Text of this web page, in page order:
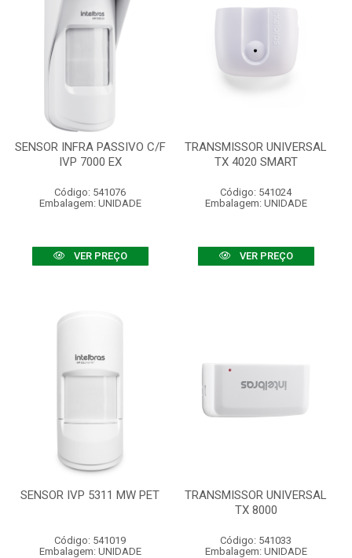
SENSOR INFRA PASSIVO C/F
IVP 7000 EX
Código: 541076
Embalagem: UNIDADE
VER PREÇO
TRANSMISSOR UNIVERSAL
TX 4020 SMART
Código: 541024
Embalagem: UNIDADE
VER PREÇO
SENSOR IVP 5311 MW PET
Código: 541019
Embalagem: UNIDADE
TRANSMISSOR UNIVERSAL
TX 8000
Código: 541033
Embalagem: UNIDADE